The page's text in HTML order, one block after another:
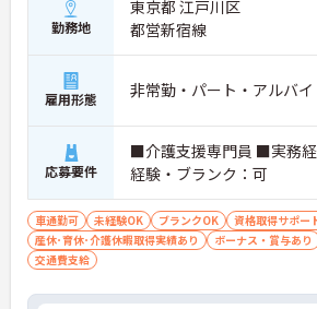
勤務地
東京都 江戸川区
都営新宿線
雇用形態 非常勤・パート・アルバイ
応募要件
■介護支援専門員 ■実務
経験・ブランク：可
車通勤可 未経験OK ブランクOK 資格取得サポー
産休･育休･介護休暇取得実績あり
ボーナス・賞与あり
交通費支給